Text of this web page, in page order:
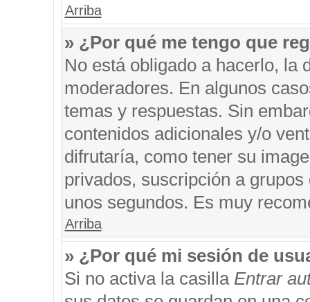
Arriba
» ¿Por qué me tengo que
No está obligado a hacerlo, la
moderadores. En algunos
temas y respuestas. Sin
contenidos adicionales y/o
difrutaría, como tener su
privados, suscripción a
unos segundos. Es muy
Arriba
» ¿Por qué mi sesión de
Si no activa la casilla Entrar